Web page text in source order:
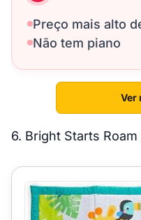
Preço mais alto
Não tem piano
Ver
6. Bright Starts